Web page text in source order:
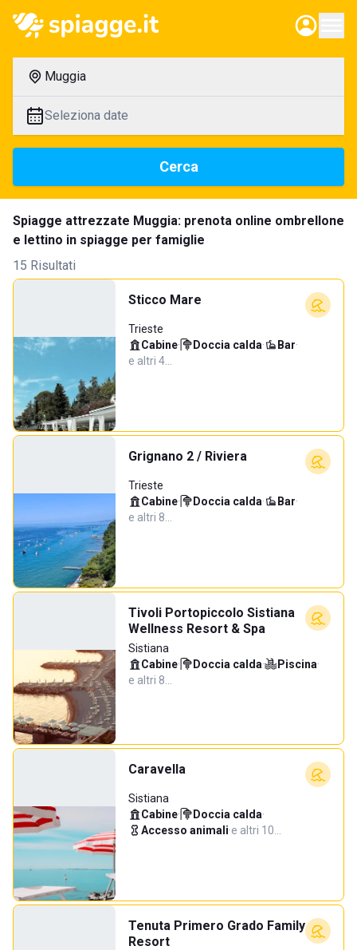
Muggia
Seleziona date
Cerca
Spiagge attrezzate Muggia: prenota online ombrellone
e lettino in spiagge per famiglie
15 Risultati
Sticco Mare
Trieste
Cabine· Doccia calda· Bar·
e altri 4…
Grignano 2 / Riviera
Trieste
Cabine· Doccia calda· Bar·
e altri 8…
Tivoli Portopiccolo Sistiana
Wellness Resort & Spa
Sistiana
Cabine· Doccia calda· Piscina·
e altri 8…
Caravella
Sistiana
Cabine· Doccia calda·
Accesso animali·e altri 10…
Tenuta Primero Grado Family
Resort